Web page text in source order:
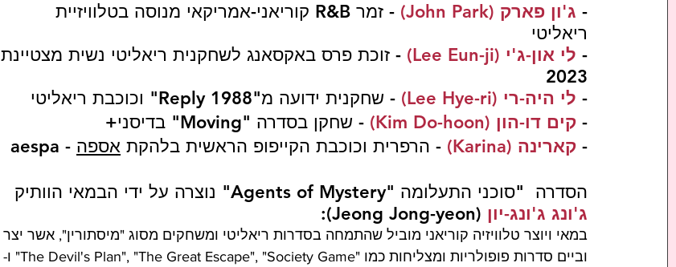
- ג'ון פארק (John Park)
- זמר R&B קוריאני-אמריקאי מנוסה בטלוויזיית
ריאליטי
- לי און-ג'י (Lee Eun-ji)
- זוכת פרס באקסאנג לשחקנית ריאליטי נשית מצטיינת
2023
- לי היה-רי (Lee Hye-ri)
- שחקנית ידועה מ"Reply 1988" וכוכבת ריאליטי
- קים דו-הון (Kim Do-hoon)
- שחקן בסדרה "Moving" בדיסני+
- קארינה (Karina) - הרפרית וכוכבת הקייפופ הראשית בלהקת אספה - aespa
הסדרה  "סוכני התעלומה "Agents of Mystery" נוצרה על ידי הבמאי הוותיק
ג'ונג ג'ונג-יון (Jeong Jong-yeon):
במאי ויוצר טלוויזיה קוריאני מוביל שהתמחה בסדרות ריאליטי ומשחקים מסוג "מיסתורין", אשר יצר
וביים סדרות פופולריות ומצליחות כמו "The Devil's Plan", "The Great Escape", "Society Game" ו-